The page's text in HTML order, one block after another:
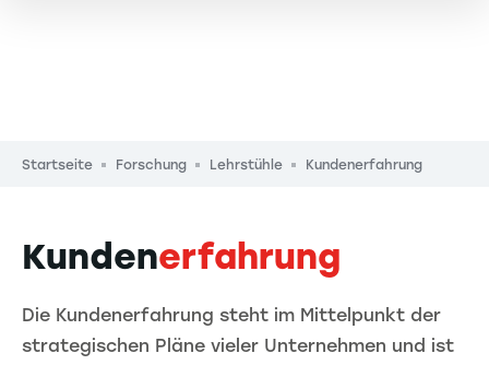
Pfadnavigation
Startseite Forschung Lehrstühle Kundenerfahrung
Kundenerfahrung
Die Kundenerfahrung steht im Mittelpunkt der
strategischen Pläne vieler Unternehmen und ist